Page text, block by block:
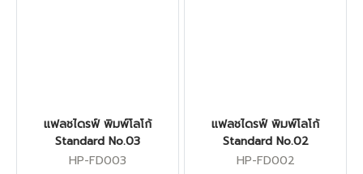
แฟลชไดรฟ์ พิมพ์โลโก้
Standard No.03
HP-FD003
แฟลชไดรฟ์ พิมพ์โลโก้
Standard No.02
HP-FD002